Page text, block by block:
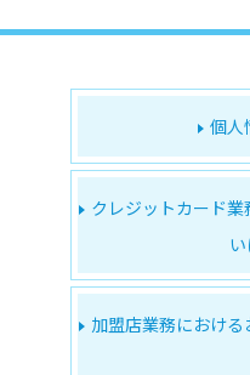
個人
クレジットカード
加盟店業務における